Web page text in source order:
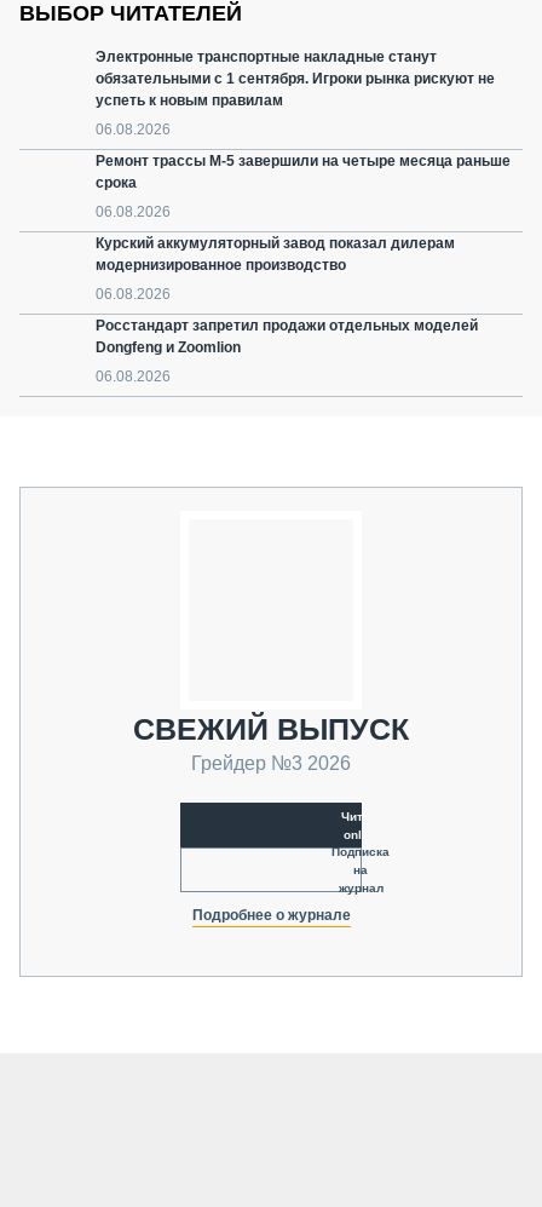
ВЫБОР ЧИТАТЕЛЕЙ
Электронные транспортные накладные станут
обязательными с 1 сентября. Игроки рынка рискуют не
успеть к новым правилам
06.08.2026
Ремонт трассы М-5 завершили на четыре месяца раньше
срока
06.08.2026
Курский аккумуляторный завод показал дилерам
модернизированное производство
06.08.2026
Росстандарт запретил продажи отдельных моделей
Dongfeng и Zoomlion
06.08.2026
СВЕЖИЙ ВЫПУСК
Грейдер №3 2026
Читать
online
Подписка
на
журнал
Подробнее о журнале